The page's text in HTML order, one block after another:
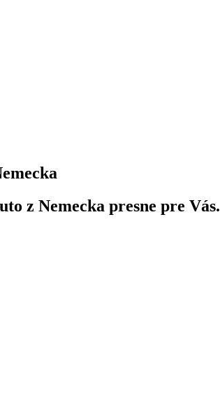
z Nemecka presne pre Vás.